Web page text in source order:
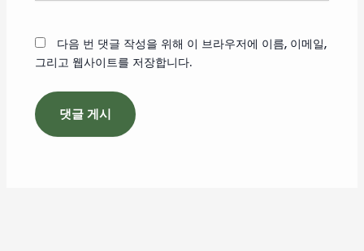
다음 번 댓글 작성을 위해 이 브라우저에 이름, 이메일,
그리고 웹사이트를 저장합니다.